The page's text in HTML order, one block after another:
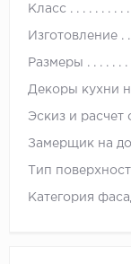
Класс
Изготовление
Размеры
Декоры кухни
Эскиз и расчет
Замерщик на
Тип
Категория